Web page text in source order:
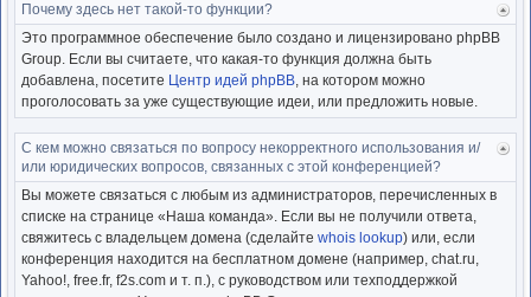
к
Почему здесь нет такой-то функции?
Это программное обеспечение было создано и лицензировано phpBB
Group. Если вы считаете, что какая-то функция должна быть
добавлена, посетите Центр идей phpBB, на котором можно
проголосовать за уже существующие идеи, или предложить новые.
С кем можно связаться по вопросу некорректного использования и/
или юридических вопросов, связанных с этой конференцией?
Вы можете связаться с любым из администраторов, перечисленных в
списке на странице «Наша команда». Если вы не получили ответа,
свяжитесь с владельцем домена (сделайте whois lookup) или, если
конференция находится на бесплатном домене (например, chat.ru,
Yahoo!, free.fr, f2s.com и т. п.), с руководством или техподдержкой